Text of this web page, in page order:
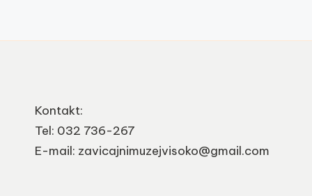
V
o
k
o
Kontakt:
Tel: 032 736-267
E-mail: zavicajnimuzejvisoko@gmail.com